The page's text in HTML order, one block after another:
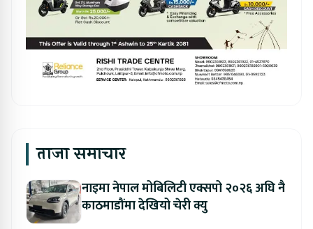
ताजा समाचार
नाइमा नेपाल मोबिलिटी एक्सपो २०२६ अघि नै
काठमाडौंमा देखियो चेरी क्यु